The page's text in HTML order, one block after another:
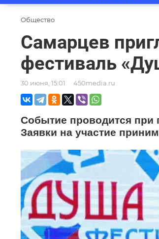
Общество
Самарцев
фестиваль
30 июня, 15:01 450media.ru
Событие проводится при
Заявки на участие